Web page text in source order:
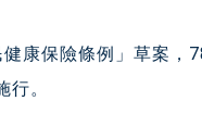
康保險條例」草案，
。